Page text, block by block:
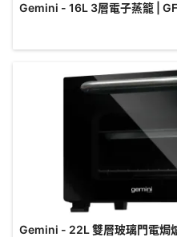
Gemini - 16L 3層電子蒸籠 |
Gemini - 22L 雙層玻璃門電焗